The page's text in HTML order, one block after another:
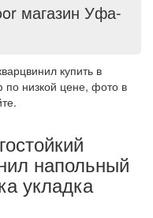
магазин Уфа-
купить в
низкой цене, фото в
напольный
укладка